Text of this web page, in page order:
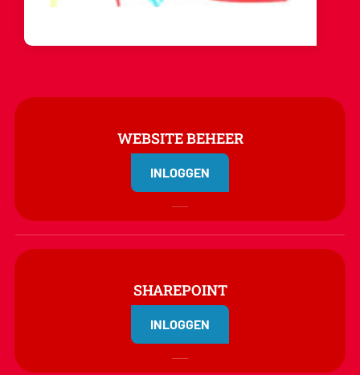
WEBSITE BEHEER
INLOGGEN
SHAREPOINT
INLOGGEN